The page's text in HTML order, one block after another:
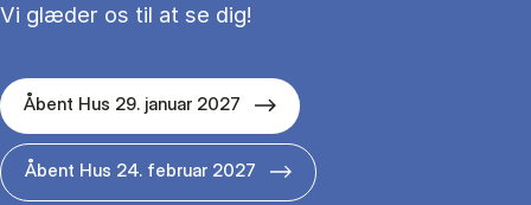
Vi glæder os til at se dig!
Åbent Hus 29. januar 2027
Åbent Hus 24. februar 2027